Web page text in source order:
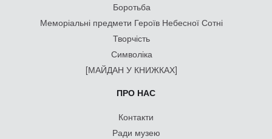
Боротьба
Меморіальні предмети Героїв Небесної Сотні
Творчість
Символіка
[МАЙДАН У КНИЖКАХ]
ПРО НАС
Контакти
Ради музею